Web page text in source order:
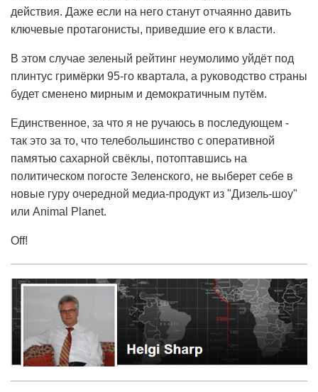
действия. Даже если на него станут отчаянно давить
ключевые протагонисты, приведшие его к власти.
В этом случае зеленый рейтинг неумолимо уйдёт под
плинтус гримёрки 95-го квартала, а руководство страны
будет сменено мирным и демократичным путём.
Единственное, за что я не ручаюсь в последующем -
так это за то, что телебольшинство с оперативной
памятью сахарной свёклы, потоптавшись на
политическом погосте Зеленского, не выберет себе в
новые гуру очередной медиа-продукт из "Дизель-шоу"
или Animal Planet.
Off!